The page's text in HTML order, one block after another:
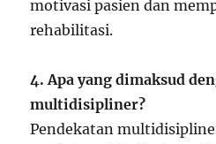
motivasi pasien dan
rehabilitasi.
4. Apa yang dimaksud
multidisipliner?
Pendekatan